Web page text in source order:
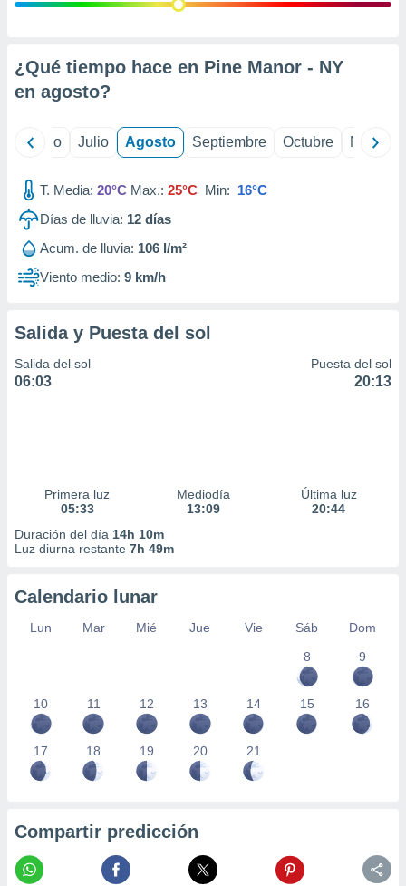
e
mediante
de
1199
¿Qué tiempo hace en Pine Manor - NY
en agosto?
Junio Julio Agosto Septiembre Octubre
T. Media: 20°C Max.: 25°C Min: 16°C
Días de lluvia: 12 días
Acum. de lluvia: 106 l/m²
Viento medio: 9 km/h
Salida y Puesta del sol
Salida del sol
06:03
Puesta del sol
20:13
Primera luz
05:33
Mediodía
13:09
Última luz
20:44
Duración del día 14h 10m
Luz diurna restante 7h 49m
Calendario lunar
Lun Mar Mié Jue Vie Sáb
Dom
8
9
10 11 12 13 14 15 16
17 18 19 20 21
Compartir predicción